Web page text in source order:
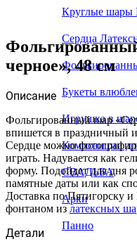
Круглые
Сердца
Букеты
Игрушка в
Композиции
СВАДЬБА
Арки
Панно
черное», 48 см
Описание
Фольгированный шар
впишется в праздничный
Сердце можно
играть. Надувается как
форму. Подойдет для дня
памятные даты или как
Доставка по Пятигорску
фонтаном из латексных
Детали